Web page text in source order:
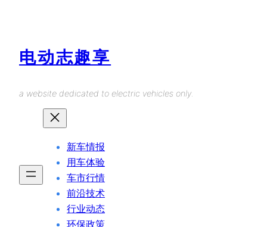
电动志趣享
a website dedicated to electric vehicles only.
新车情报
用车体验
车市行情
前沿技术
行业动态
环保政策